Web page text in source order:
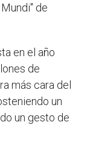
de
en el año
de
más cara del
un
un gesto de